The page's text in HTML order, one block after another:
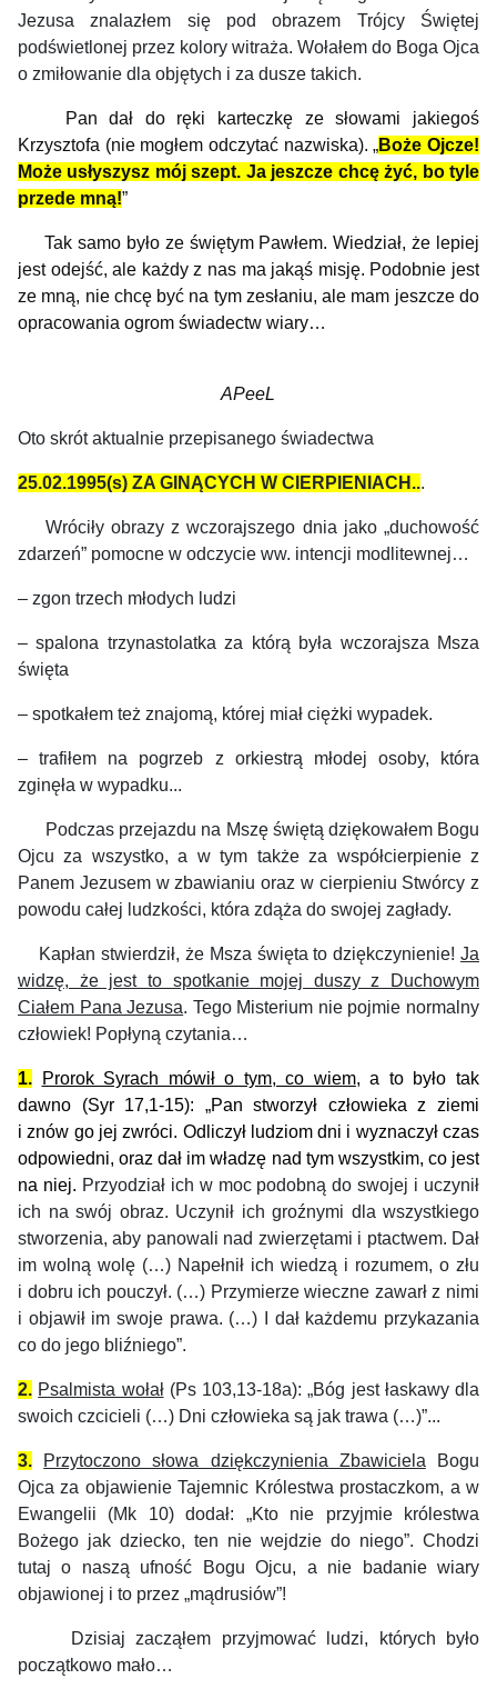
Jezusa znalazłem się pod obrazem Trójcy Świętej
podświetlonej przez kolory witraża. Wołałem do Boga Ojca
o zmiłowanie dla objętych i za dusze takich.
Pan dał do ręki karteczkę ze słowami jakiegoś
Krzysztofa (nie mogłem odczytać nazwiska). „Boże Ojcze!
Może usłyszysz mój szept. Ja jeszcze chcę żyć, bo tyle
przede mną!”
Tak samo było ze świętym Pawłem.Wiedział, że lepiej
jest odejść, ale każdy z nas ma jakąś misję. Podobnie jest
ze mną, nie chcę być na tym zesłaniu,a le mam jeszcze do
opracowania ogrom świadectw wiary…
APeeL
Oto skrót aktualnie przepisanego świadectwa
25.02.1995(s) ZA GINĄCYCH W CIERPIENIACH...
Wróciły obrazy z wczorajszego dnia jako „duchowość
zdarzeń” pomocne w odczycie ww. intencji modlitewnej…
– zgon trzech młodych ludzi
–spalona trzynastolatka za którą była wczorajsza Msza
święta
– spotkałem też znajomą, której miał ciężki wypadek.
–trafiłem na pogrzeb z orkiestrą młodej osoby, która
zginęła w wypadku...
Podczas przejazdu na Mszę świętą dziękowałem Bogu
Ojcu za wszystko, a w tym także za współcierpienie z
Panem Jezusem w zbawianiu oraz w cierpieniu Stwórcy z
powodu całej ludzkości, która zdąża do swojej zagłady.
Kapłan stwierdził, że Msza święta to dziękczynienie!Ja
widzę, że jest to spotkanie mojej duszy z Duchowym
Ciałem Pana Jezusa. Tego Misterium nie pojmie normalny
człowiek! Popłyną czytania…
1. Prorok Syrach mówił o tym, co wiem, a to było tak
dawno (Syr 17,1-15): „Pan stworzył człowieka z ziemi
i znów go jej zwróci. Odliczył ludziom dni i wyznaczył czas
odpowiedni, oraz dał im władzę nad tym wszystkim, co jest
na niej. Przyodział ich w moc podobną do swojej i uczynił
ich na swój obraz. Uczynił ich groźnymi dla wszystkiego
stworzenia, aby panowali nad zwierzętami i ptactwem. Dał
im wolną wolę (…) Napełnił ich wiedzą i rozumem, o złu
i dobru ich pouczył. (…) Przymierze wieczne zawarł z nimi
i objawił im swoje prawa. (…) I dał każdemu przykazania
co do jego bliźniego”.
2. Psalmista wołał(Ps 103,13-18a): „Bóg jest łaskawy dla
swoich czcicieli (…) Dni człowieka są jak trawa (…)”...
3. Przytoczono słowa dziękczynienia Zbawiciela Bogu
Ojca za objawienie Tajemnic Królestwa prostaczkom, a w
Ewangelii (Mk 10) dodał: „Kto nie przyjmie królestwa
Bożego jak dziecko, ten nie wejdzie do niego”. Chodzi
tutaj o naszą ufność Bogu Ojcu, a nie badanie wiary
objawionej i to przez „mądrusiów”!
Dzisiaj zacząłem przyjmować ludzi, których było
początkowo mało…